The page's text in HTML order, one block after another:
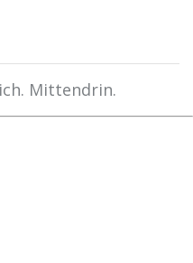
Mittendrin.